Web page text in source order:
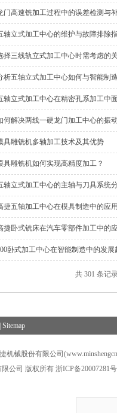
门高速铣加工过程中的误差检测与
轴立式加工中心的维护与故障排除
择三线轨立式加工中心时需考虑的
析五轴立式加工中心如何与智能制
轴立式加工中心在精密孔系加工中
何解决两线一硬龙门加工中心的振
具雕铣机多轴加工技术及其优势
具雕铣机如何实现高精度加工？
轴立式加工中心的主轴与刀具系统
捷五轴加工中心在模具制造中的应
捷卧式铣床在汽车零部件加工中的
卧式加工中心在智能制造中的发展
共 301 条记
Sitemap
机械股份有限公司
公司 版权所有 浙ICP备20007281